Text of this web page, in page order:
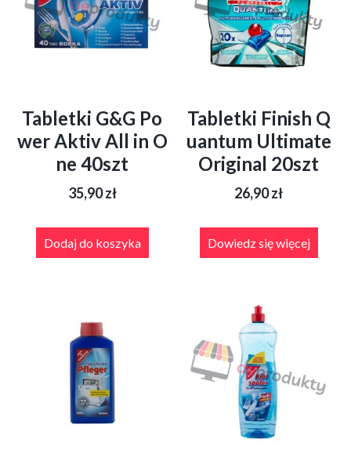
Tabletki G&G Po
wer Aktiv All in O
ne 40szt
35,90zł
Dodaj do koszyka
Tabletki Finish Q
uantum Ultimate
Original 20szt
26,90zł
Dowiedz się więcej